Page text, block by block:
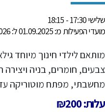
שלישי 17:30 - 18:15
מועדי הפעילות מ: 01.09.2025 ל: 30.06.2026
צבעים, חומרים, בניה
מחשבתי, מפתח מוטוריקה
עלות: ₪200